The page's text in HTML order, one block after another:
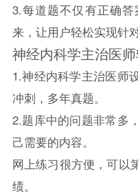
3.每道题不仅有正确
来，让用户轻松实现针
神经内科学主治医
1.神经内科学主治医师
冲刺，多年真题。
2.题库中的问题非常多
己需要的内容。
网上练习很方便，可以
绩。